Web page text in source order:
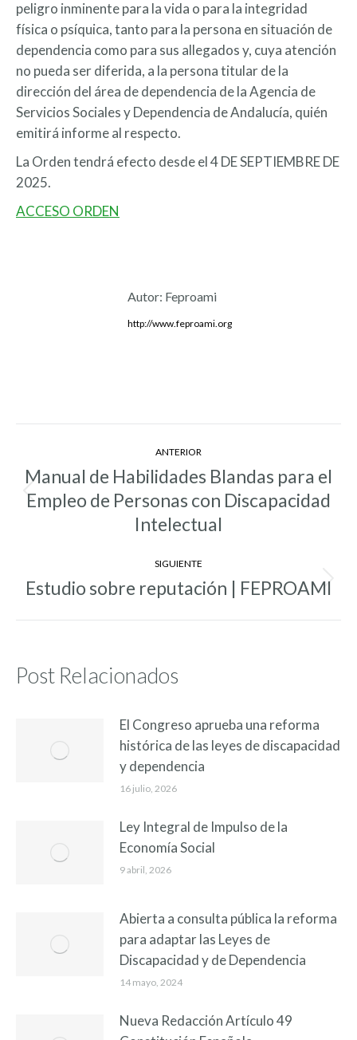
peligro inminente para la vida o para la integridad
física o psíquica, tanto para la persona en situación de
dependencia como para sus allegados y, cuya atención
no pueda ser diferida, a la persona titular de la
dirección del área de dependencia de la Agencia de
Servicios Sociales y Dependencia de Andalucía, quién
emitirá informe al respecto.
La Orden tendrá efecto desde el 4 DE SEPTIEMBRE DE
2025.
ACCESO ORDEN
Autor: Feproami
http://www.feproami.org
Navegación
entre
entradas
ANTERIOR
Entrada
anterior:
Manual de Habilidades Blandas para el
Empleo de Personas con Discapacidad
Intelectual
SIGUIENTE
Entrada
Estudio sobre reputación | FEPROAMI
Post Relacionados
El Congreso aprueba una reforma
histórica de las leyes de discapacidad
y dependencia
16 julio, 2026
Ley Integral de Impulso de la
Economía Social
9 abril, 2026
Abierta a consulta pública la reforma
para adaptar las Leyes de
Discapacidad y de Dependencia
14 mayo, 2024
Nueva Redacción Artículo 49